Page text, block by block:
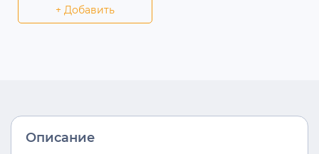
+ Добавить
Описание